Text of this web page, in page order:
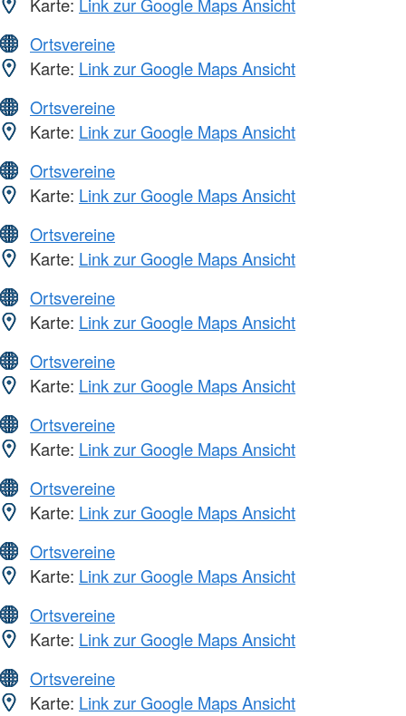
Karte: Link zur Google Maps Ansicht
Ortsvereine
Karte: Link zur Google Maps Ansicht
Ortsvereine
Karte: Link zur Google Maps Ansicht
Ortsvereine
Karte: Link zur Google Maps Ansicht
Ortsvereine
Karte: Link zur Google Maps Ansicht
Ortsvereine
Karte: Link zur Google Maps Ansicht
Ortsvereine
Karte: Link zur Google Maps Ansicht
Ortsvereine
Karte: Link zur Google Maps Ansicht
Ortsvereine
Karte: Link zur Google Maps Ansicht
Ortsvereine
Karte: Link zur Google Maps Ansicht
Ortsvereine
Karte: Link zur Google Maps Ansicht
Ortsvereine
Karte: Link zur Google Maps Ansicht